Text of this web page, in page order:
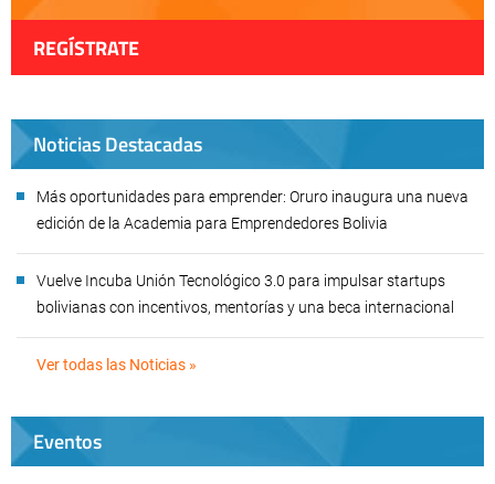
REGÍSTRATE
Noticias Destacadas
Más oportunidades para emprender: Oruro inaugura una nueva
edición de la Academia para Emprendedores Bolivia
Vuelve Incuba Unión Tecnológico 3.0 para impulsar startups
bolivianas con incentivos, mentorías y una beca internacional
Ver todas las Noticias »
Eventos